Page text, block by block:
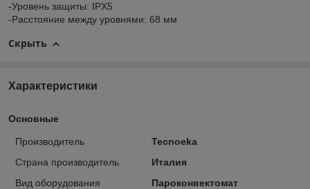
-Уровень защиты: IPX5
-Расстояние между уровнями: 68 мм
Скрыть
Характеристики
Основные
Производитель
Tecnoeka
Страна производитель
Италия
Вид оборудования
Пароконвектомат